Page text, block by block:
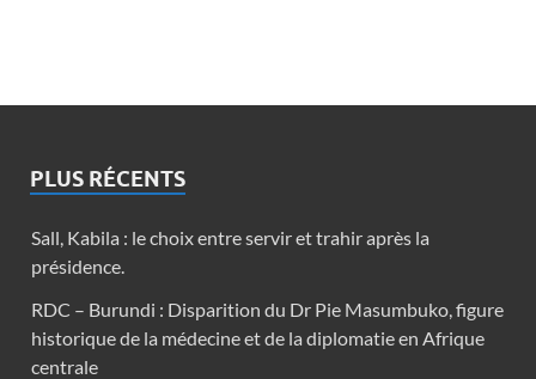
PLUS RÉCENTS
Sall, Kabila : le choix entre servir et trahir après la
présidence.
RDC – Burundi : Disparition du Dr Pie Masumbuko, figure
historique de la médecine et de la diplomatie en Afrique
centrale